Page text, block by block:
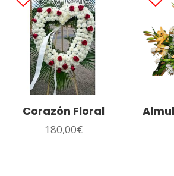
Corazón Floral
180,00€